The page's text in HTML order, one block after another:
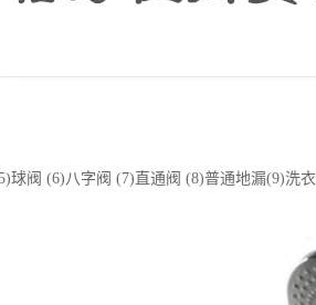
阀 (6)八字阀 (7)直通阀 (8)普通地漏(9)洗